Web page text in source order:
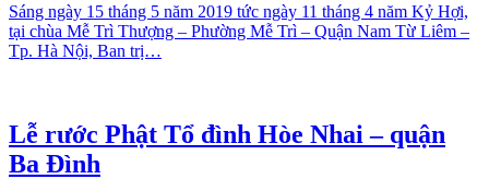
Sáng ngày 15 tháng 5 năm 2019 tức ngày 11 tháng 4 năm Kỷ Hợi,
tại chùa Mễ Trì Thượng – Phường Mễ Trì – Quận Nam Từ Liêm –
Tp. Hà Nội, Ban trị…
Lễ rước Phật Tổ đình Hòe Nhai – quận
Ba Đình